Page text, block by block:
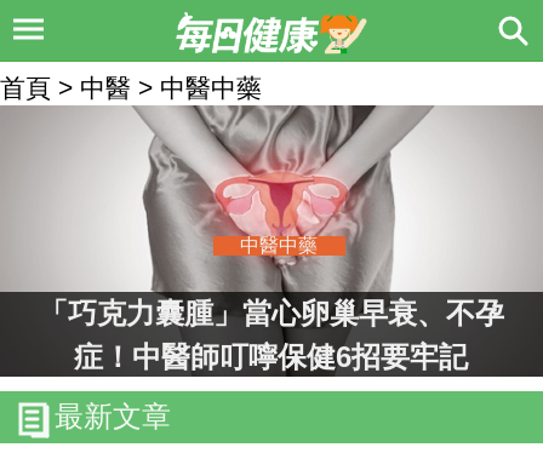
首頁 > 中醫 > 中醫中藥
中醫中藥
「巧克力囊腫」當心卵巢早衰、不孕
症！中醫師叮嚀保健6招要牢記
最新文章